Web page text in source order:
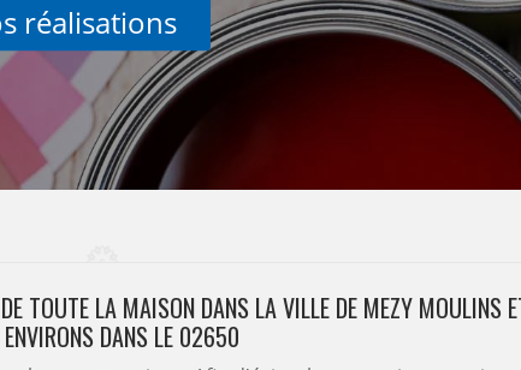
réalisations
TOUTE LA MAISON DANS LA VILLE DE MEZY MOULINS
ENVIRONS DANS LE 02650